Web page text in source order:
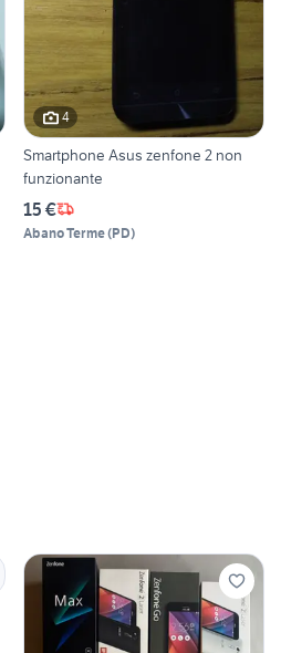
4
Smartphone Asus zenfone 2 non
funzionante
15 €
Abano Terme(PD)